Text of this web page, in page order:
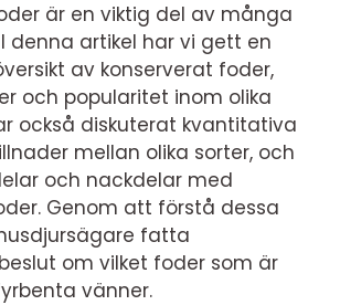
är en viktig del av många
denna artikel har vi gett en
av konserverat foder,
och popularitet inom olika
också diskuterat kvantitativa
mellan olika sorter, och
och nackdelar med
Genom att förstå dessa
fatta
om vilket foder som är
vänner.